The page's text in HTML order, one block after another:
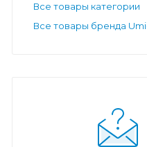
Все товары категории
Все товары бренда